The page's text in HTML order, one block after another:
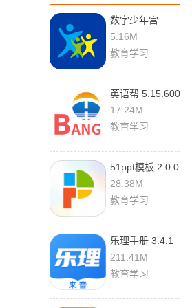
数字少年宫
1.3.6 安卓版
5.16M
教育学习
英语帮 5.15.600
安卓版
17.24M
教育学习
51ppt模板 2.0.0
官方版
28.38M
教育学习
乐理手册 3.4.1
手机版
211.41M
教育学习